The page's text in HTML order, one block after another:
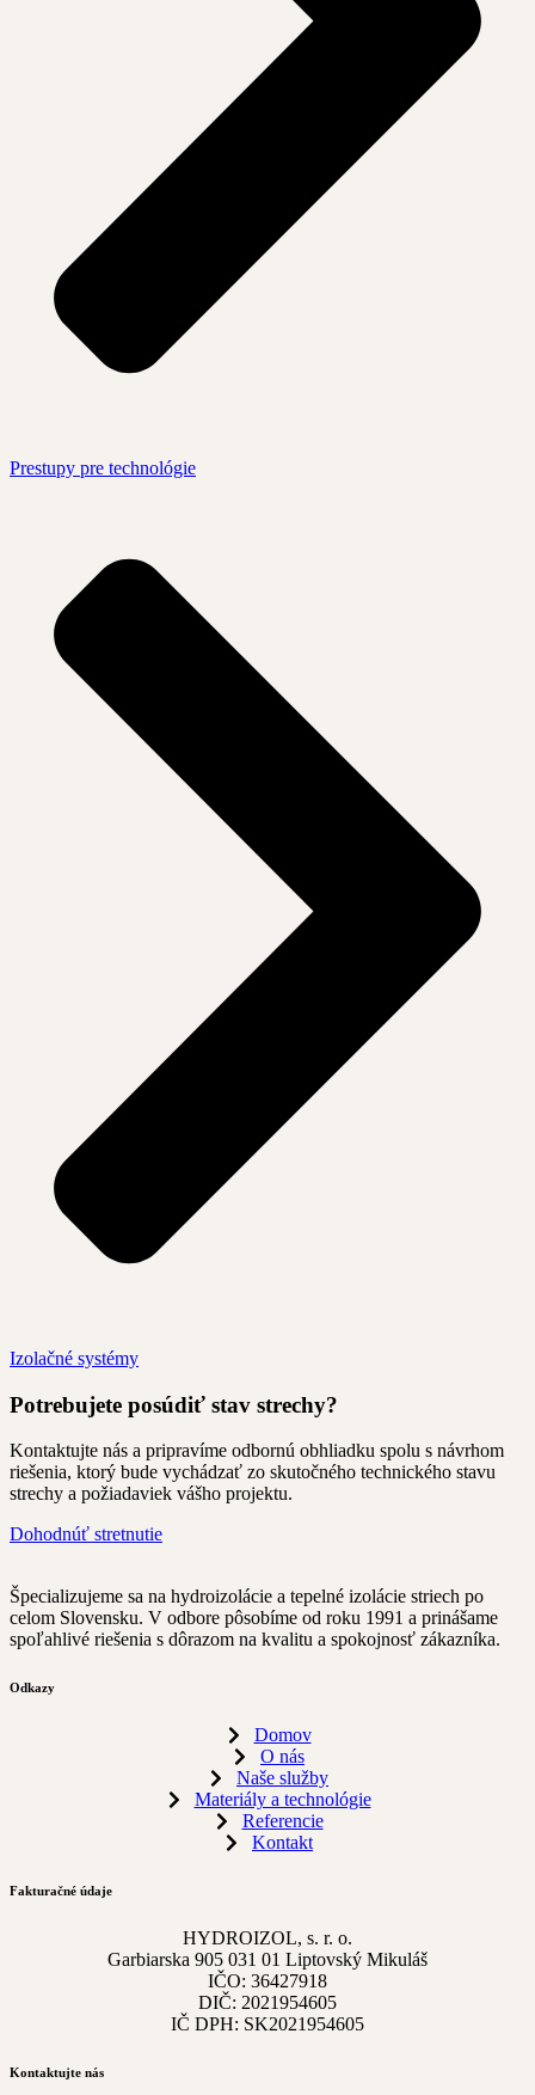
Prestupy pre technológie
Izolačné systémy
Potrebujete posúdiť stav strechy?
Kontaktujte nás a pripravíme odbornú obhliadku spolu s návrhom
riešenia, ktorý bude vychádzať zo skutočného technického stavu
strechy a požiadaviek vášho projektu.
Dohodnúť stretnutie
Špecializujeme sa na hydroizolácie a tepelné izolácie striech po
celom Slovensku. V odbore pôsobíme od roku 1991 a prinášame
spoľahlivé riešenia s dôrazom na kvalitu a spokojnosť zákazníka.
Odkazy
Domov
O nás
Naše služby
Materiály a technológie
Referencie
Kontakt
Fakturačné údaje
HYDROIZOL, s. r. o.
Garbiarska 905 031 01 Liptovský Mikuláš
IČO: 36427918
DIČ: 2021954605
IČ DPH: SK2021954605
Kontaktujte nás